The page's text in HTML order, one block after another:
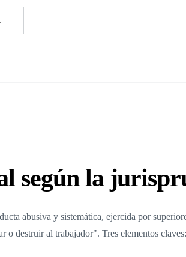
según la
abusiva y sistemática, ejercida por
o destruir al trabajador". Tres elementos claves: